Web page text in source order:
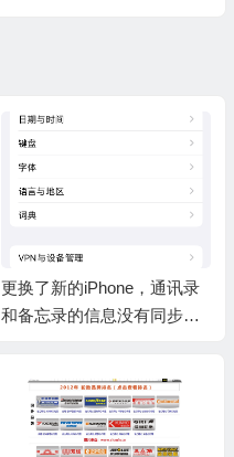
更换了新的iPhone，通讯录
和备忘录的信息没有同步过